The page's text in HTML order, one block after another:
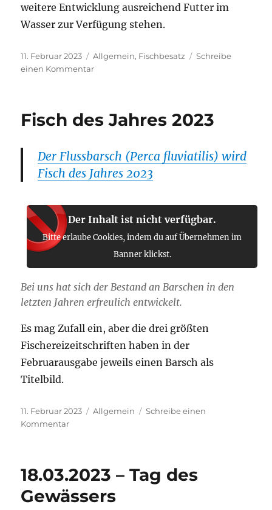
weitere Entwicklung ausreichend Futter im
Wasser zur Verfügung stehen.
Veröffentlicht
am
11. Februar 2023 Kategorien
Allgemein, Fischbesatz
Schreibe
einen Kommentarzu
Fisch des Jahres 2023
Der Flussbarsch (Perca fluviatilis) wird
Fisch des Jahres 2023
Der Inhalt ist nicht verfügbar.
Bitte erlaube Cookies, indem du auf Übernehmen im
Banner klickst.
Bei uns hat sich der Bestand an Barschen in den
letzten Jahren erfreulich entwickelt.
Es mag Zufall ein, aber die drei größten
Fischereizeitschriften haben in der
Februarausgabe jeweils einen Barsch als
Titelbild.
Veröffentlicht
am
11. Februar 2023 Kategorien
Allgemein
Schreibe einen
Kommentarzu
2023
18.03.2023 – Tag des
Gewässers